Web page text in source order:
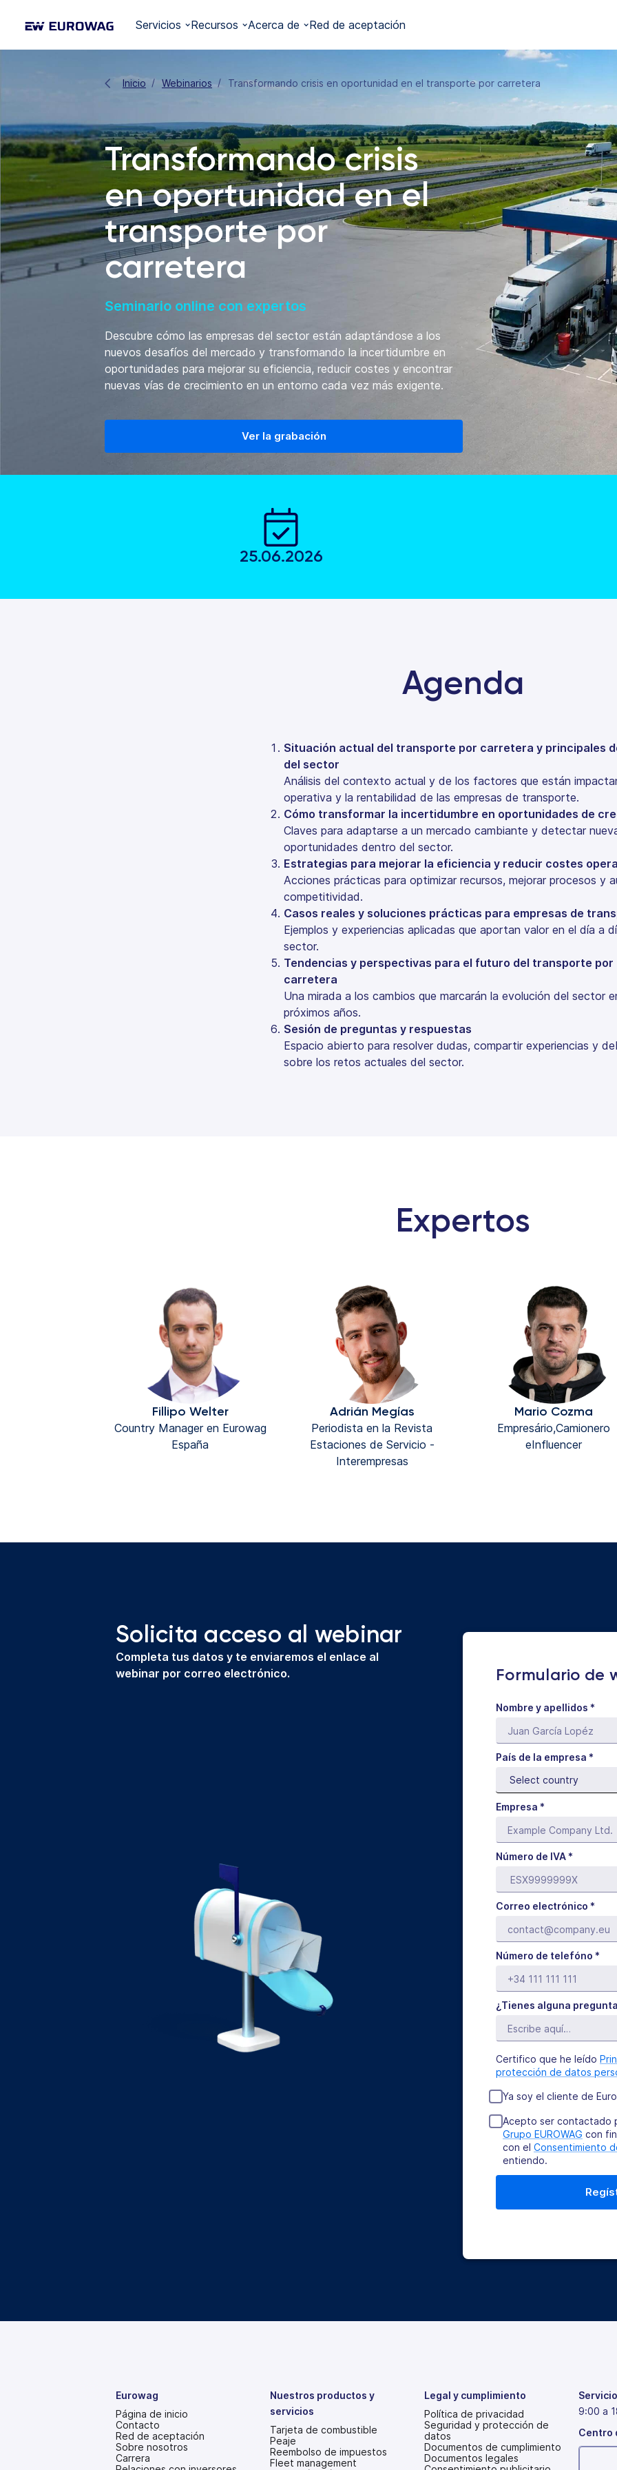
Servicios Recursos Acerca de Red de aceptación
Inicio Webinarios Transformando crisis en oportunidad en el transporte por carretera
Transformando crisis
en oportunidad en el
transporte por
carretera
Seminario online con expertos
Descubre cómo las empresas del sector están adaptándose a los
nuevos desafíos del mercado y transformando la incertidumbre en
oportunidades para mejorar su eficiencia, reducir costes y encontrar
nuevas vías de crecimiento en un entorno cada vez más exigente.
Ver la grabación
25.06.2026
Agenda
Situación actual del transporte por carretera y principales
del sector
Análisis del contexto actual y de los factores que están
operativa y la rentabilidad de las empresas de transporte.
Cómo transformar la incertidumbre en oportunidades de
Claves para adaptarse a un mercado cambiante y detectar
oportunidades dentro del sector.
Estrategias para mejorar la eficiencia y reducir costes
Acciones prácticas para optimizar recursos, mejorar procesos y
competitividad.
Casos reales y soluciones prácticas para empresas de
Ejemplos y experiencias aplicadas que aportan valor en el día a
sector.
Tendencias y perspectivas para el futuro del transporte por
carretera
Una mirada a los cambios que marcarán la evolución del sector
próximos años.
Sesión de preguntas y respuestas
Espacio abierto para resolver dudas, compartir experiencias y
sobre los retos actuales del sector.
Expertos
Fillipo Welter
Country Manager en Eurowag
España
Adrián Megías
Periodista en la Revista
Estaciones de Servicio -
Interempresas
Mario Cozma
Empresário,Camionero
eInfluencer
Solicita acceso al webinar
Completa tus datos y te enviaremos el enlace al
webinar por correo electrónico.
Formulario de
Nombre y apellidos *
País de la empresa *
Empresa *
Número de IVA *
Correo electrónico *
Número de telefóno *
¿Tienes alguna
Certifico que he leído
protección de datos
Ya soy el cliente de
Acepto ser contactado
Grupo EUROWAG con
con el Consentimiento
entiendo.
Eurowag
Página de inicio
Contacto
Red de aceptación
Sobre nosotros
Carrera
Nuestros productos y
servicios
Tarjeta de combustible
Peaje
Reembolso de impuestos
Fleet management
Legal y cumplimiento
Política de privacidad
Seguridad y protección de
datos
Documentos de cumplimiento
Documentos legales
9:00 a
Centro